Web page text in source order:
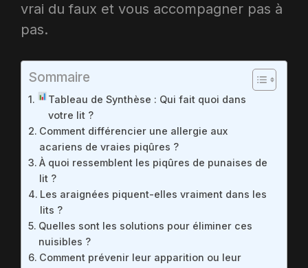
vrai du faux et vous accompagner pas à
pas.
Sommaire
Tableau de Synthèse : Qui fait quoi dans
votre lit ?
Comment différencier une allergie aux
acariens de vraies piqûres ?
À quoi ressemblent les piqûres de punaises de
lit ?
Les araignées piquent-elles vraiment dans les
lits ?
Quelles sont les solutions pour éliminer ces
nuisibles ?
Comment prévenir leur apparition ou leur